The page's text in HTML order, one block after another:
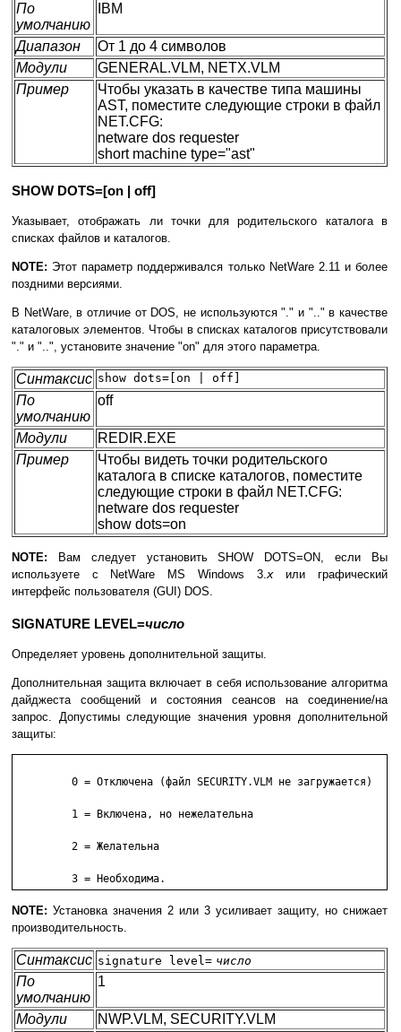
По
умолчанию
IBM
Диапазон
От 1 до 4 символов
Модули
GENERAL.VLM, NETX.VLM
Пример
Чтобы указать в качестве типа машины
AST, поместите следующие строки в файл
NET.CFG:
netware dos requester
short machine type="ast"
SHOW DOTS=[on | off]
Указывает, отображать ли точки для родительского каталога в
списках файлов и каталогов.
NOTE: Этот параметр поддерживался только NetWare 2.11 и более
поздними версиями.
В NetWare, в отличие от DOS, не используются "." и ".." в качестве
каталоговых элементов. Чтобы в списках каталогов присутствовали
"." и "..", установите значение "on" для этого параметра.
Синтаксис show dots=[on | off]
По
умолчанию
off
Модули
REDIR.EXE
Пример
Чтобы видеть точки родительского
каталога в списке каталогов, поместите
следующие строки в файл NET.CFG:
netware dos requester
show dots=on
NOTE:
Вам следует установить SHOW DOTS=ON, если Вы
используете с NetWare MS Windows 3.xили графический
интерфейс пользователя (GUI) DOS.
SIGNATURE LEVEL=число
Определяет уровень дополнительной защиты.
Дополнительная защита включает в себя использование алгоритма
дайджеста сообщений и состояния сеансов на соединение/на
запрос. Допустимы следующие значения уровня дополнительной
защиты:
         0 = Отключена (файл SECURITY.VLM не загружается)
         1 = Включена, но нежелательна
         2 = Желательна
         3 = Необходима.
NOTE: Установка значения 2 или 3 усиливает защиту, но снижает
производительность.
Синтаксис signature level= число
По
умолчанию
1
Модули
NWP.VLM, SECURITY.VLM